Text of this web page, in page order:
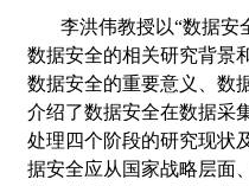
李洪伟教授以“数据安
数据安全的相关研究背景
数据安全的重要意义、数
介绍了数据安全在数据采
处理四个阶段的研究现状
据安全应从国家战略层面